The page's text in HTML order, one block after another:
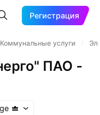
Регистрация
Коммунальные услуги
ПАО -